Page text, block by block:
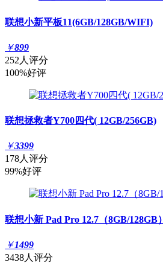
联想小新平板11(6GB/128GB/WIFI)
￥899
252人评分
100%好评
联想拯救者Y700四代( 12GB/256GB)
￥3399
178人评分
99%好评
联想小新 Pad Pro 12.7（8GB/128GB）
￥1499
3438人评分